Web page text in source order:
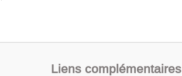
Liens complémentaires